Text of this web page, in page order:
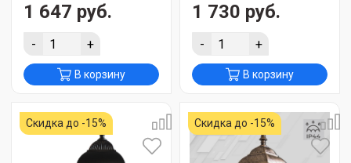
1 647 руб.
- +
В корзину
1 730 руб.
- +
В корзину
Скидка до -15% Скидка до -15%